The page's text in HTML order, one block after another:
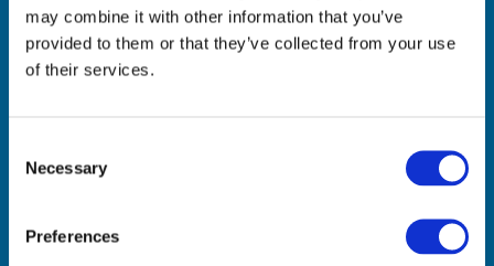
may combine it with other information that you’ve
provided to them or that they’ve collected from your use
of their services.
Selection
Necessary
Preferences
Demnächstverfügbar
Aljustrel, Portugal